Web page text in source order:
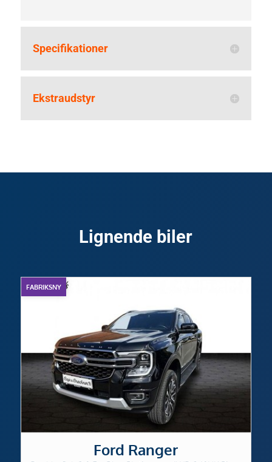
Specifikationer
Ekstraudstyr
Lignende biler
FABRIKSNY
Ford Ranger